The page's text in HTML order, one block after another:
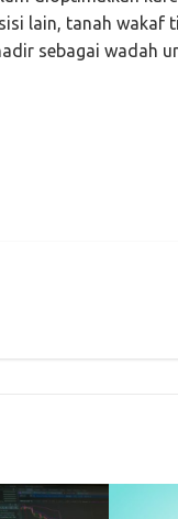
lain, tanah wakaf
sebagai wadah